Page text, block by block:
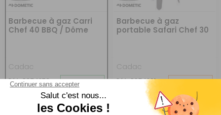
Barbecue à gaz Carri
Chef 40 BBQ / Dôme
Cadac
Réf : P974259 EN STOCK
Barbecue à gaz
portable Safari Chef 30
Cadac
Réf : P974261 DESTOCKAGE